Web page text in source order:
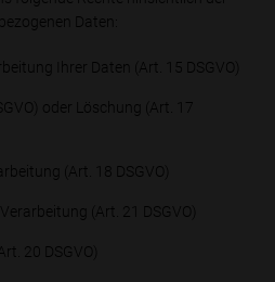
Daten:
Ihrer Daten (Art. 15 DSGVO)
oder Löschung (Art. 17
(Art. 18 DSGVO)
(Art. 21 DSGVO)
20 DSGVO)